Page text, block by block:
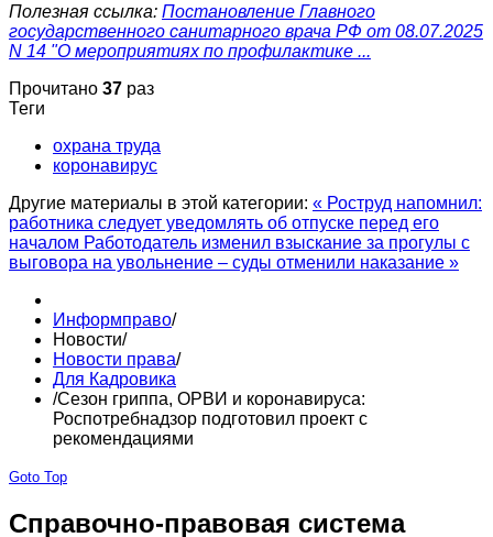
Полезная ссылка: Постановление Главного
государственного санитарного врача РФ от 08.07.2025
N 14 "О мероприятиях по профилактике ...
Прочитано 37 раз
Теги
охрана труда
коронавирус
Другие материалы в этой категории: « Роструд напомнил:
работника следует уведомлять об отпуске перед его
началом Работодатель изменил взыскание за прогулы с
выговора на увольнение – суды отменили наказание »
Информправо/
Новости/
Новости права/
Для Кадровика
/Сезон гриппа, ОРВИ и коронавируса:
Роспотребнадзор подготовил проект с
рекомендациями
Goto Top
Справочно-правовая система